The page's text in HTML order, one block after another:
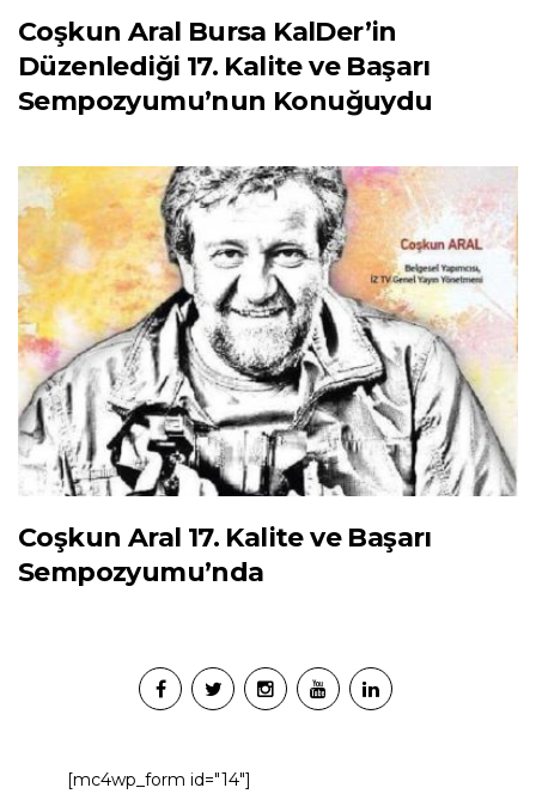
Coşkun Aral Bursa KalDer’in
Düzenlediği 17. Kalite ve Başarı
Sempozyumu’nun Konuğuydu
Coşkun Aral 17. Kalite ve Başarı
Sempozyumu’nda
[mc4wp_form id="14"]